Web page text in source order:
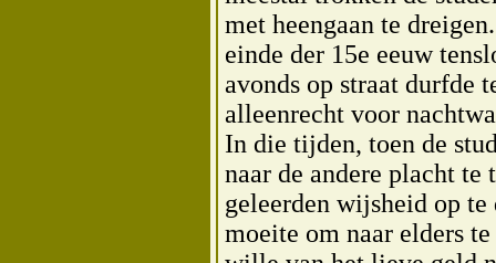
met heengaan te
einde der 15e eeuw
avonds op straat durfde
alleenrecht voor
In die tijden, toen de
naar de andere placht
geleerden wijsheid op te
moeite om naar elders